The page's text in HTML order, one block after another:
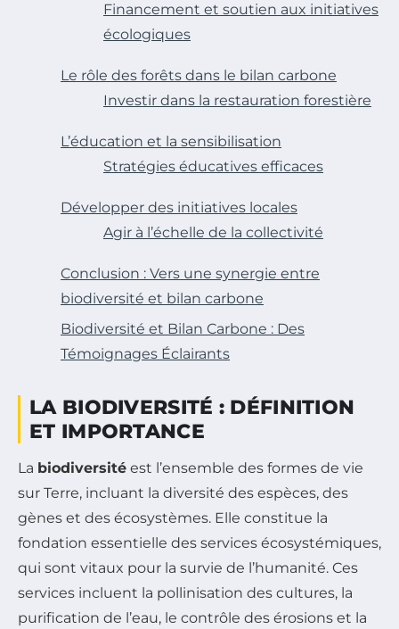
Financement et soutien aux initiatives
écologiques
Le rôle des forêts dans le bilan carbone
Investir dans la restauration forestière
L’éducation et la sensibilisation
Stratégies éducatives efficaces
Développer des initiatives locales
Agir à l’échelle de la collectivité
Conclusion : Vers une synergie entre
biodiversité et bilan carbone
Biodiversité et Bilan Carbone : Des
Témoignages Éclairants
LA BIODIVERSITÉ : DÉFINITION
ET IMPORTANCE
La biodiversité est l’ensemble des formes de vie
sur Terre, incluant la diversité des espèces, des
gènes et des écosystèmes. Elle constitue la
fondation essentielle des services écosystémiques,
qui sont vitaux pour la survie de l’humanité. Ces
services incluent la pollinisation des cultures, la
purification de l’eau, le contrôle des érosions et la